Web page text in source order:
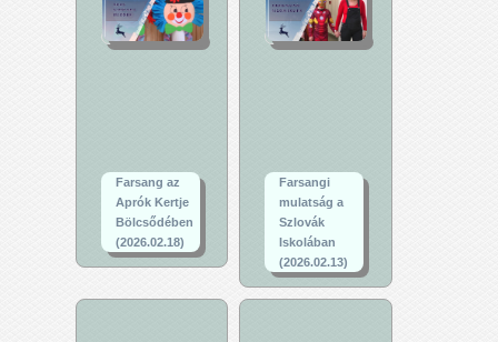
Farsang az
Aprók Kertje
Bölcsődében
(2026.02.18)
Farsangi
mulatság a
Szlovák
Iskolában
(2026.02.13)